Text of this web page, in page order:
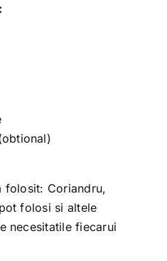
folosit: Coriandru,
folosi si altele
necesitatile fiecarui